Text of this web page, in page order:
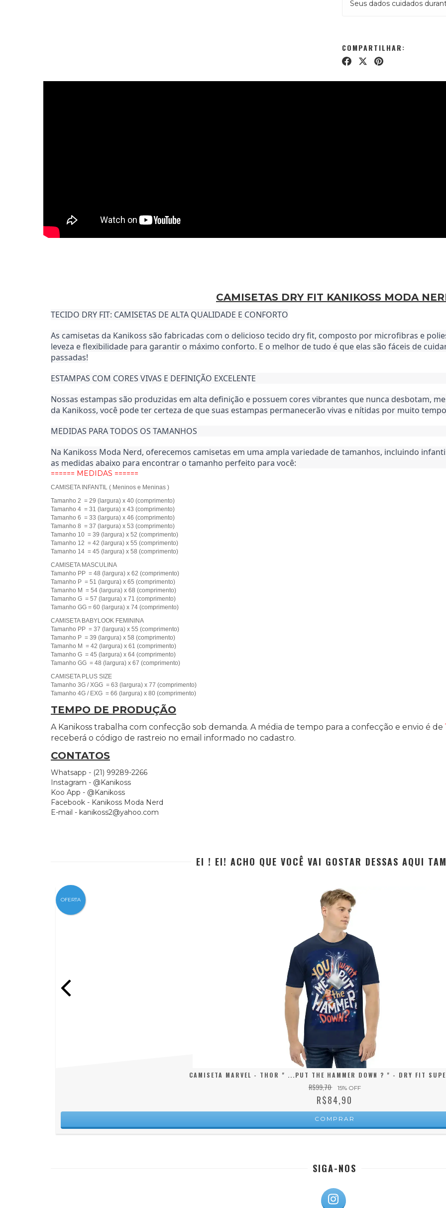
Seus dados cuidados
COMPARTILHAR:
CAMISETAS DRY FIT KANIKOSS MODA
TECIDO DRY FIT: CAMISETAS DE ALTA QUALIDADE E CONFORTO
As camisetas da Kanikoss são fabricadas com o delicioso tecido dry fit, composto por microfibras e
leveza e flexibilidade para garantir o máximo conforto. E o melhor de tudo é que elas são fáceis de
passadas!
ESTAMPAS COM CORES VIVAS E DEFINIÇÃO EXCELENTE
Nossas estampas são produzidas em alta definição e possuem cores vibrantes que nunca desbotam,
da Kanikoss, você pode ter certeza de que suas estampas permanecerão vivas e nítidas por muito
MEDIDAS PARA TODOS OS TAMANHOS
Na Kanikoss Moda Nerd, oferecemos camisetas em uma ampla variedade de tamanhos, incluindo
as medidas abaixo para encontrar o tamanho perfeito para você:
====== MEDIDAS ======
CAMISETA INFANTIL ( Meninos e Meninas )
Tamanho 2 = 29 (largura) x 40 (comprimento)
Tamanho 4 = 31 (largura) x 43 (comprimento)
Tamanho 6 = 33 (largura) x 46 (comprimento)
Tamanho 8 = 37 (largura) x 53 (comprimento)
Tamanho 10 = 39 (largura) x 52 (comprimento)
Tamanho 12 = 42 (largura) x 55 (comprimento)
Tamanho 14 = 45 (largura) x 58 (comprimento)
CAMISETA MASCULINA
Tamanho PP = 48 (largura) x 62 (comprimento)
Tamanho P = 51 (largura) x 65 (comprimento)
Tamanho M = 54 (largura) x 68 (comprimento)
Tamanho G = 57 (largura) x 71 (comprimento)
Tamanho GG = 60 (largura) x 74 (comprimento)
CAMISETA BABYLOOK FEMININA
Tamanho PP = 37 (largura) x 55 (comprimento)
Tamanho P = 39 (largura) x 58 (comprimento)
Tamanho M = 42 (largura) x 61 (comprimento)
Tamanho G = 45 (largura) x 64 (comprimento)
Tamanho GG = 48 (largura) x 67 (comprimento)
CAMISETA PLUS SIZE
Tamanho 3G / XGG = 63 (largura) x 77 (comprimento)
Tamanho 4G / EXG = 66 (largura) x 80 (comprimento)
TEMPO DE PRODUÇÃO
A Kanikoss trabalha com confecção sob demanda. A média de tempo para a confecção e envio é de
receberá o código de rastreio no email informado no cadastro.
CONTATOS
Whatsapp - (21) 99289-2266
Instagram - @Kanikoss
Koo App - @Kanikoss
Facebook - Kanikoss Moda Nerd
E-mail - kanikoss2@yahoo.com
EI ! EI! ACHO QUE VOCÊ VAI GOSTAR DESSAS AQUI
OFERTA
CAMISETA MARVEL - THOR " ...PUT THE HAMMER DOWN ? " - DRY FIT
R$99,70 15% OFF
R$84,90
COMPRAR
SIGA-NOS